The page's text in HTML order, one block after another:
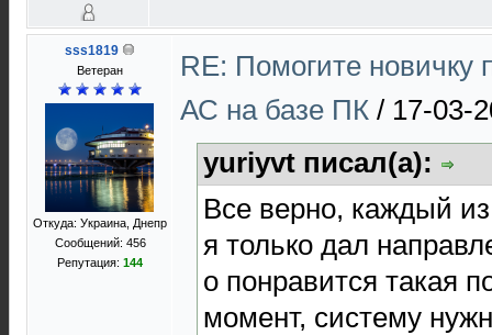
sss1819
Ветеран
Откуда: Украина, Днепр
Сообщений: 456
Репутация: 144
RE: Помогите новичку
АС на базе ПК / 17-03-
yuriyvt писал(а):
Все верно, каждый
я только дал
о понравится такая
момент, систему